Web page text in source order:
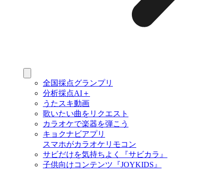
全国採点グランプリ
分析採点AI＋
うたスキ動画
歌いたい曲をリクエスト
カラオケで楽器を弾こう
キョクナビアプリ
スマホがカラオケリモコン
サビだけを気持ちよく『サビカラ』
子供向けコンテンツ『JOYKIDS』